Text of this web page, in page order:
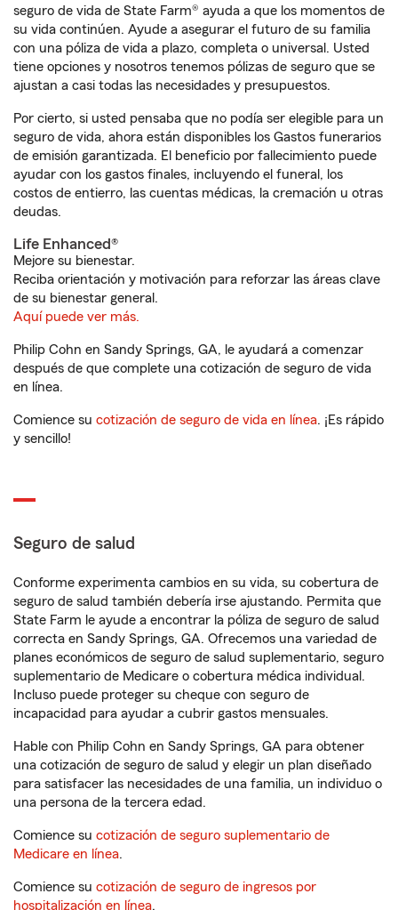
seguro de vida de State Farm® ayuda a que los momentos de
su vida continúen. Ayude a asegurar el futuro de su familia
con una póliza de vida a plazo, completa o universal. Usted
tiene opciones y nosotros tenemos pólizas de seguro que se
ajustan a casi todas las necesidades y presupuestos.
Por cierto, si usted pensaba que no podía ser elegible para un
seguro de vida, ahora están disponibles los Gastos funerarios
de emisión garantizada. El beneficio por fallecimiento puede
ayudar con los gastos finales, incluyendo el funeral, los
costos de entierro, las cuentas médicas, la cremación u otras
deudas.
Life Enhanced®
Mejore su bienestar.
Reciba orientación y motivación para reforzar las áreas clave
de su bienestar general.
Aquí puede ver más.
Philip Cohn en Sandy Springs, GA, le ayudará a comenzar
después de que complete una cotización de seguro de vida
en línea.
Comience su cotización de seguro de vida en línea. ¡Es rápido
y sencillo!
Seguro de salud
Conforme experimenta cambios en su vida, su cobertura de
seguro de salud también debería irse ajustando. Permita que
State Farm le ayude a encontrar la póliza de seguro de salud
correcta en Sandy Springs, GA. Ofrecemos una variedad de
planes económicos de seguro de salud suplementario, seguro
suplementario de Medicare o cobertura médica individual.
Incluso puede proteger su cheque con seguro de
incapacidad para ayudar a cubrir gastos mensuales.
Hable con Philip Cohn en Sandy Springs, GA para obtener
una cotización de seguro de salud y elegir un plan diseñado
para satisfacer las necesidades de una familia, un individuo o
una persona de la tercera edad.
Comience su cotización de seguro suplementario de
Medicare en línea.
Comience su cotización de seguro de ingresos por
hospitalización en línea.